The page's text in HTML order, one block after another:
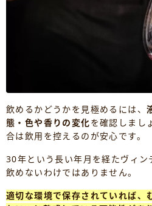
飲めるかどうかを見極めるには、
態・色や香りの変化を確認しまし
合は飲用を控えるのが安心です。
30年という長い年月を経たヴィン
飲めないわけではありません。
適切な環境で保存されていれば、